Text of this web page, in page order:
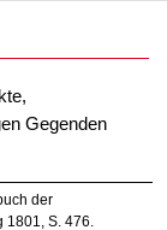
Gegenden
der
S. 476.